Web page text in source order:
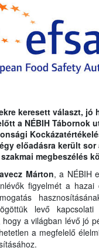
keresett választ, jó
a NÉBIH Tábornok
előadásra került sor
megbeszélés
Márton, a NÉBIH
figyelmét a hazai
levő kapcsolati
a világban lévő jó
a megfelelő